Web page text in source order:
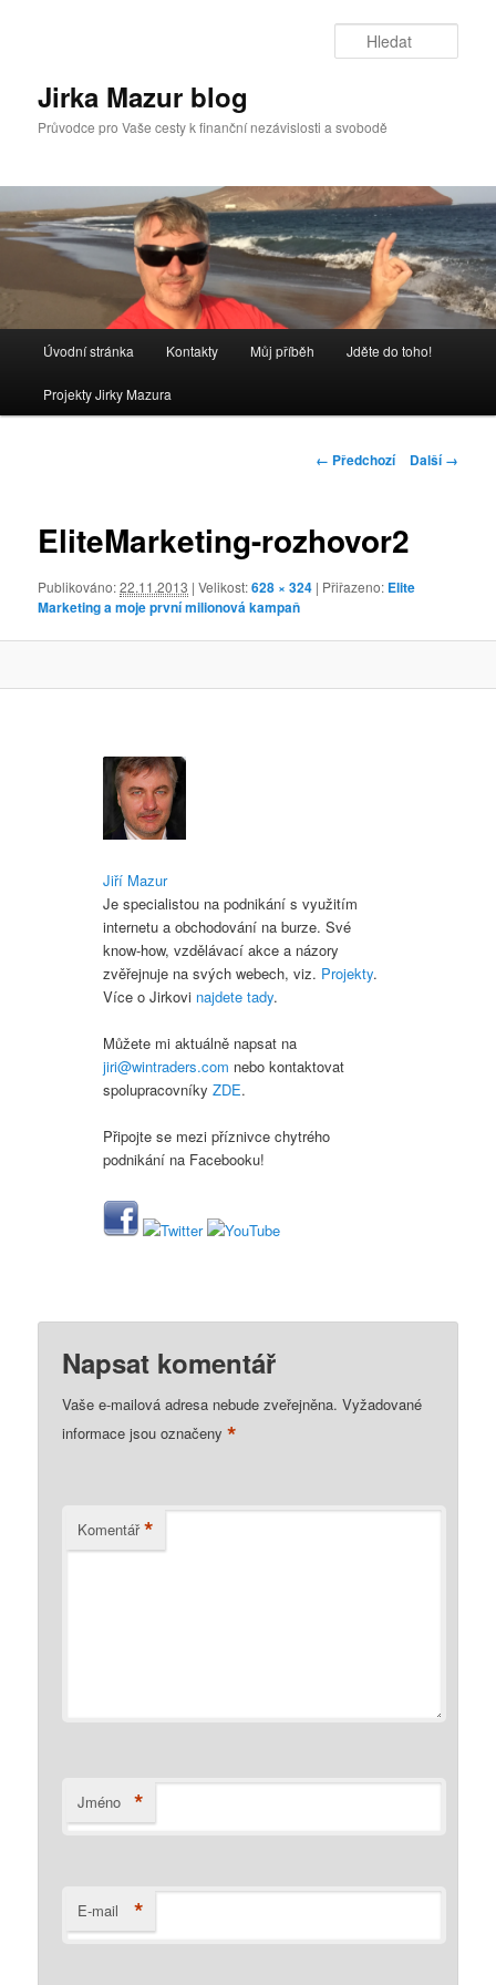
Jirka Mazur blog
Průvodce pro Vaše cesty k finanční nezávislosti a svobodě
navigační
Úvodní stránka Kontakty Můj příběh Jděte do toho!
Projekty Jirky Mazura
Navigace
← Předchozí Další →
EliteMarketing-rozhovor2
Publikováno:22.11.2013 | Velikost:628 × 324 | Přiřazeno: Elite
Marketing a moje první milionová kampaň
Jiří Mazur
Je specialistou na podnikání s využitím
internetu a obchodování na burze. Své
know-how, vzdělávací akce a názory
zvěřejnuje na svých webech, viz. Projekty.
Více o Jirkovi najdete tady.
Můžete mi aktuálně napsat na
jiri@wintraders.com nebo kontaktovat
spolupracovníkyZDE.
Připojte se mezi příznivce chytrého
podnikání na Facebooku!
Napsat komentář
Vaše e-mailová adresa nebude zveřejněna. Vyžadované
informace jsou označeny*
Komentář *
Jméno *
E-mail *